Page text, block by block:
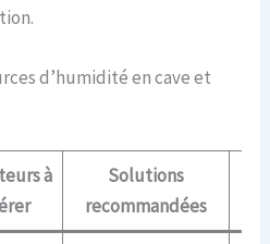
d’humidité en cave et
à
Solutions
recommandées